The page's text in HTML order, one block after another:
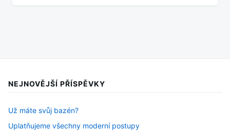
NEJNOVĚJŠÍ PŘÍSPĚVKY
Už máte svůj bazén?
Uplatňujeme všechny moderní postupy